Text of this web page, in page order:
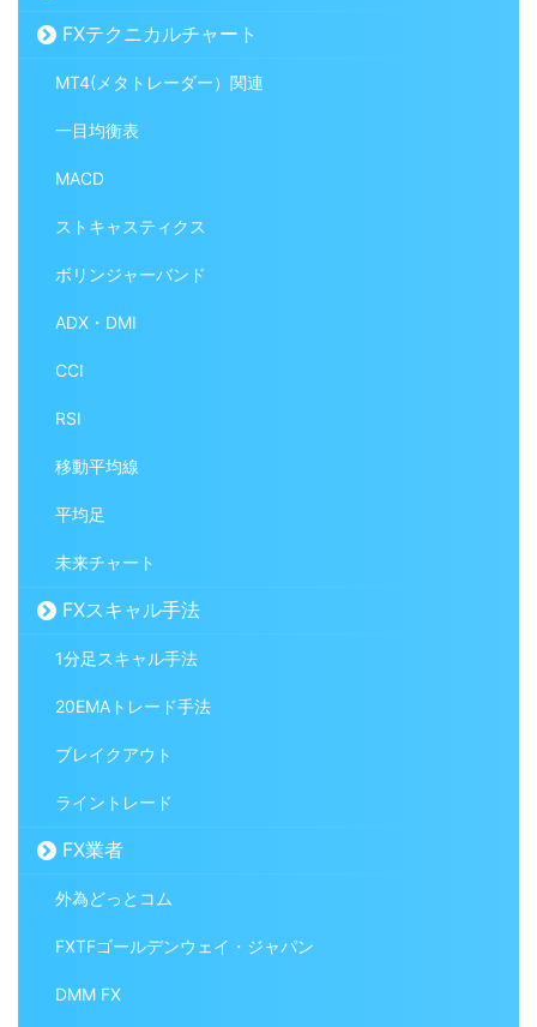
FXテクニカルチャート
MT4(メタトレーダー）関連
一目均衡表
MACD
ストキャスティクス
ボリンジャーバンド
ADX・DMI
CCI
RSI
移動平均線
平均足
未来チャート
FXスキャル手法
1分足スキャル手法
20EMAトレード手法
ブレイクアウト
ライントレード
FX業者
外為どっとコム
FXTFゴールデンウェイ・ジャパン
DMM FX